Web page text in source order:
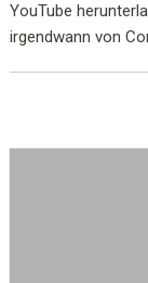
YouTube
irgendwann von